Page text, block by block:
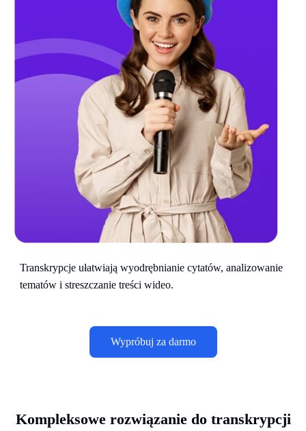
Transkrypcje ułatwiają wyodrębnianie cytatów, analizowanie
tematów i streszczanie treści wideo.
Wypróbuj za darmo
Kompleksowe rozwiązanie do transkrypcji